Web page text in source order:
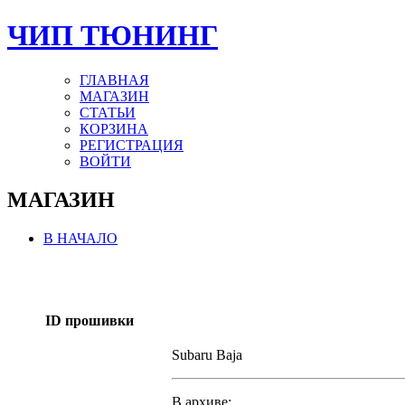
ЧИП ТЮНИНГ
ГЛАВНАЯ
МАГАЗИН
СТАТЬИ
КОРЗИНА
РЕГИСТРАЦИЯ
ВОЙТИ
МАГАЗИН
В НАЧАЛО
ID прошивки
Subaru Baja
В архиве: